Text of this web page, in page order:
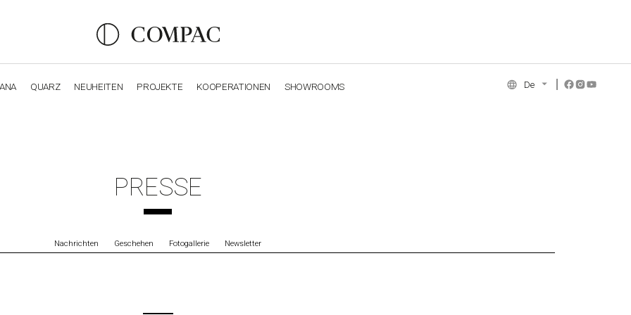
QUARZ NEUHEITEN PROJEKTE KOOPERATIONEN SHOWROOMS De
PRESSE
Nachrichten Geschehen Fotogallerie Newsletter